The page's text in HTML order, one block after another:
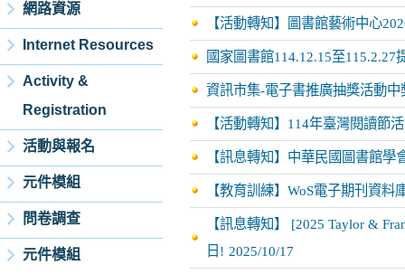
網路資源
Internet Resources
Activity &
Registration
活動與報名
元件模組
問卷調查
元件模組
【活動轉知】圖書館藝術中心
國家圖書館114.12.15至
資訊市集-電子書推廣抽獎活動中
【活動轉知】114年臺灣閱讀節
【訊息轉知】中華民國圖書館
【教育訓練】WoS電子期刊資
【訊息轉知】 [2025 Taylor &
日! 2025/10/17